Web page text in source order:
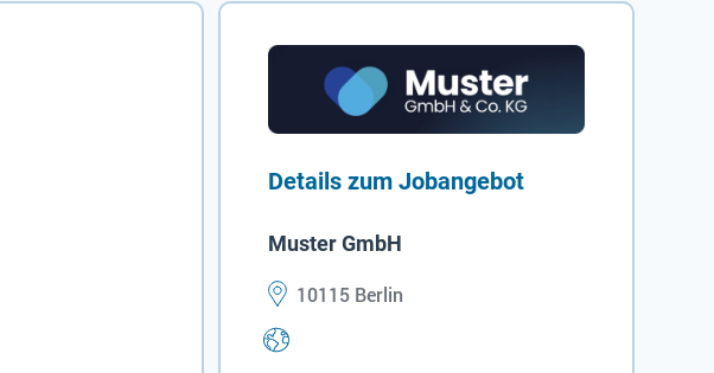
Details zum Jobangebot
Muster GmbH
10115 Berlin